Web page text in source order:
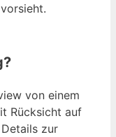
von einem
Rücksicht auf
zur